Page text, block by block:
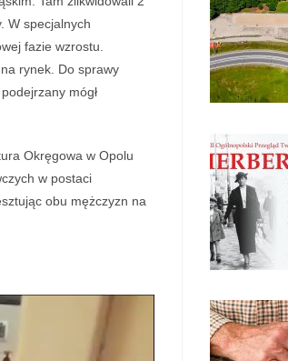
W specjalnych
fazie wzrostu.
rynek. Do sprawy
mógł
Okręgowa w Opolu
w postaci
obu mężczyzn na